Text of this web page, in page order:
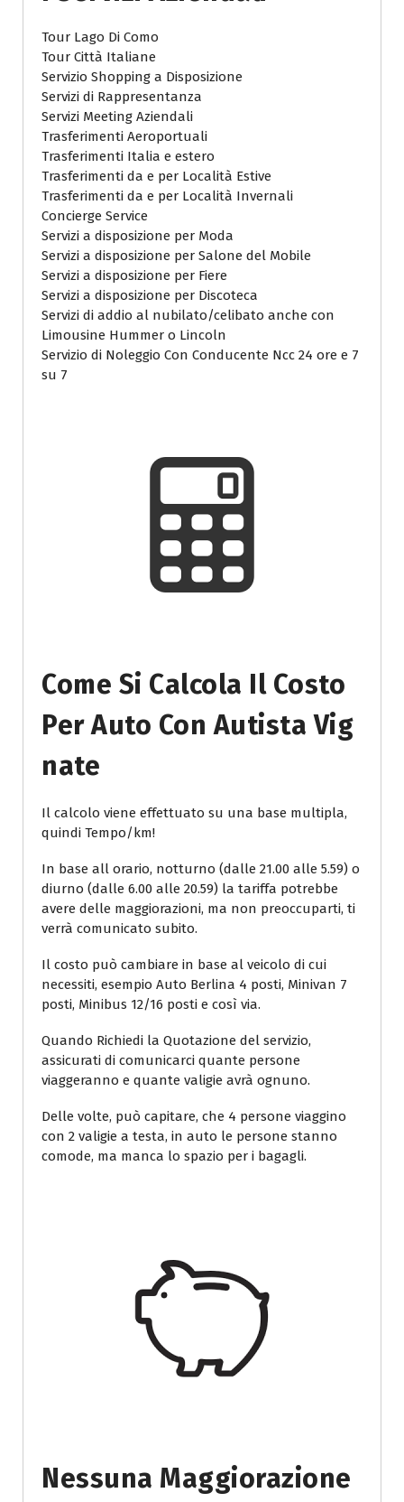
Tour Lago Di Como
Tour Città Italiane
Servizio Shopping a Disposizione
Servizi di Rappresentanza
Servizi Meeting Aziendali
Trasferimenti Aeroportuali
Trasferimenti Italia e estero
Trasferimenti da e per Località Estive
Trasferimenti da e per Località Invernali
Concierge Service
Servizi a disposizione per Moda
Servizi a disposizione per Salone del Mobile
Servizi a disposizione per Fiere
Servizi a disposizione per Discoteca
Servizi di addio al nubilato/celibato anche con
Limousine Hummer o Lincoln
Servizio di Noleggio Con Conducente Ncc 24 ore e 7
su 7
Come Si Calcola Il Costo
Per Auto Con Autista Vig
Nate
Il calcolo viene effettuato su una base multipla,
quindi Tempo/km!
In base all orario, notturno (dalle 21.00 alle 5.59) o
diurno (dalle 6.00 alle 20.59) la tariffa potrebbe
avere delle maggiorazioni, ma non preoccuparti, ti
verrà comunicato subito.
Il costo può cambiare in base al veicolo di cui
necessiti, esempio Auto Berlina 4 posti, Minivan 7
posti, Minibus 12/16 posti e così via.
Quando Richiedi la Quotazione del servizio,
assicurati di comunicarci quante persone
viaggeranno e quante valigie avrà ognuno.
Delle volte, può capitare, che 4 persone viaggino
con 2 valigie a testa, in auto le persone stanno
comode, ma manca lo spazio per i bagagli.
Nessuna Maggiorazione